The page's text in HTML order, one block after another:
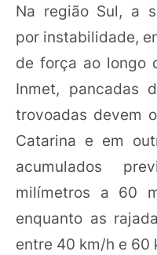
Na região Sul, a
por instabilidade,
de força ao longo
Inmet, pancadas
trovoadas devem
Catarina e em
acumulados
milímetros a 60
enquanto as
entre 40 km/h e 60